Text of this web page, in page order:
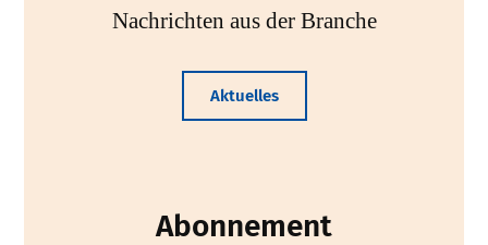
Nachrichten aus der Branche
Aktuelles
Abonnement